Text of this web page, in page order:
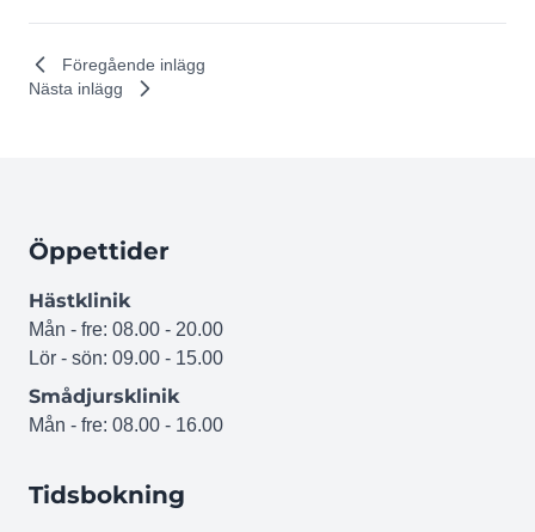
Föregående inlägg
Nästa inlägg
Öppettider
Hästklinik
Mån - fre: 08.00 - 20.00
Lör - sön: 09.00 - 15.00
Smådjursklinik
Mån - fre: 08.00 - 16.00
Tidsbokning